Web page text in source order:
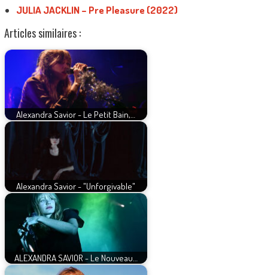
JULIA JACKLIN – Pre Pleasure (2022)
Articles similaires :
Alexandra Savior - Le Petit Bain,…
Alexandra Savior - "Unforgivable"
ALEXANDRA SAVIOR - Le Nouveau…